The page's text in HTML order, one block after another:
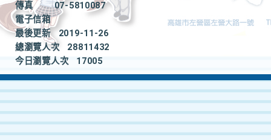
傳真
07-5810087
電子信箱
最後更新
2019-11-26
總瀏覽人次
28811432
今日瀏覽人次
17005